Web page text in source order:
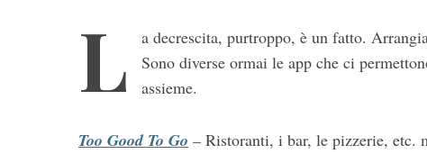
L
a decrescita, purtroppo, è un fatto.
Sono diverse ormai le app che ci
assieme.
Too Good To Go – Ristoranti, i bar, le pizzerie, etc.